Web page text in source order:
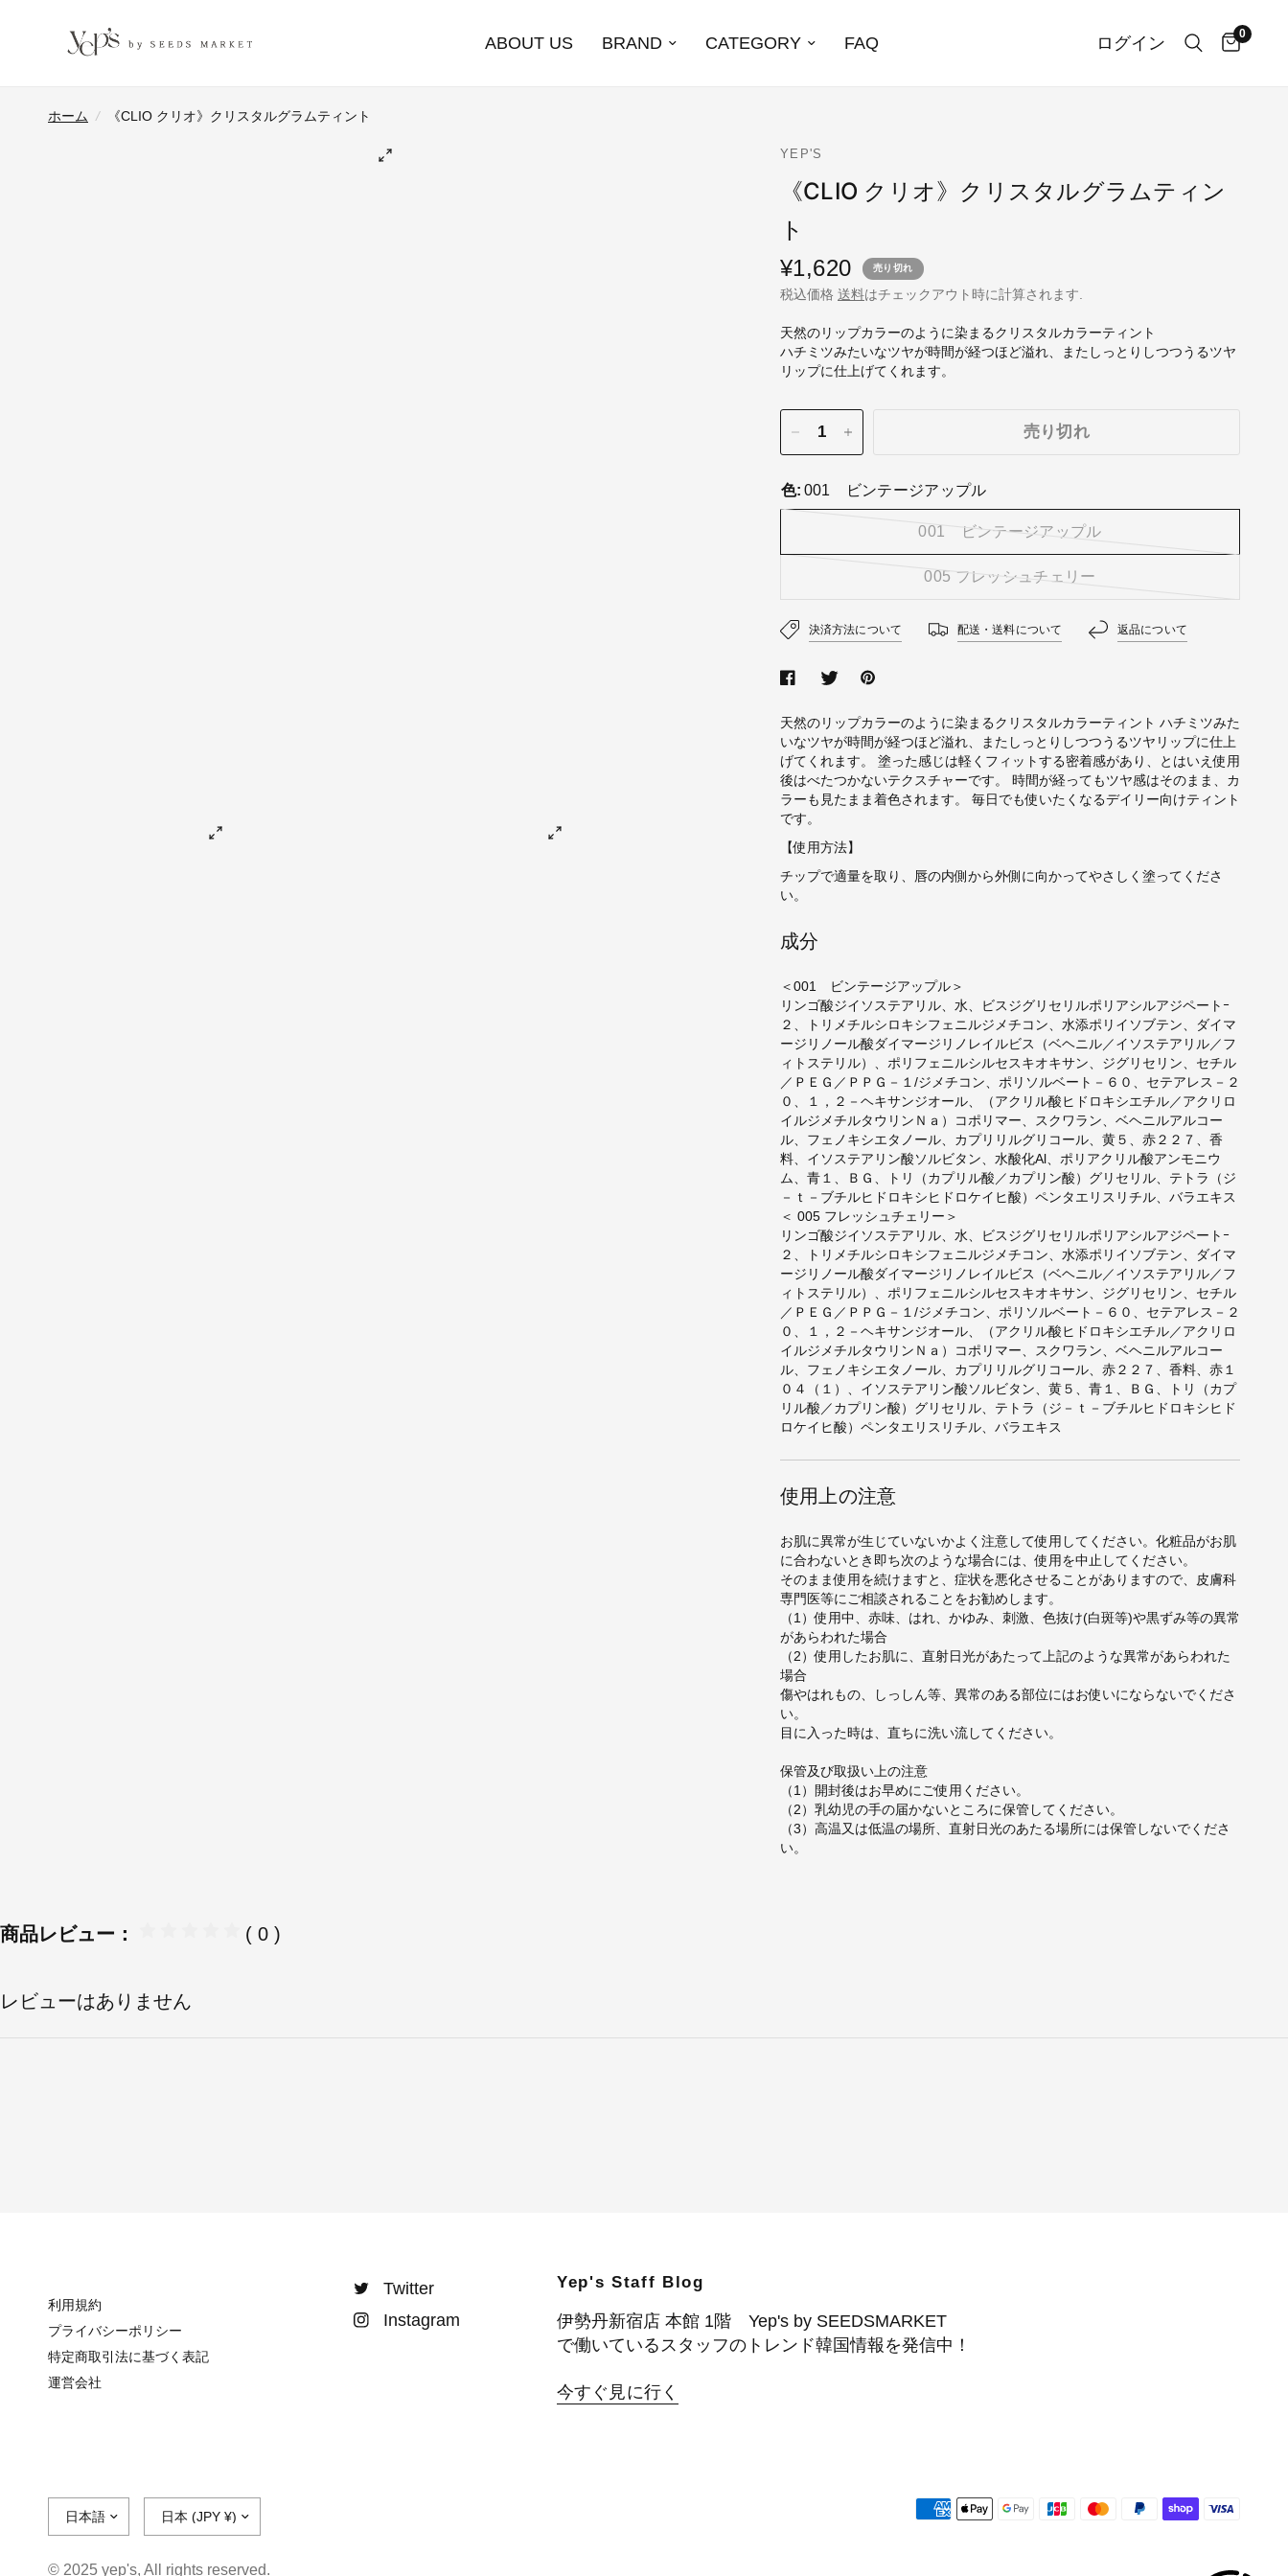
ABOUT US BRAND CATEGORY FAQ ログイン 0
ホーム / 《CLIO クリオ》クリスタルグラムティント
YEP'S
《CLIO クリオ》クリスタルグラムティン
ト
¥1,620 売り切れ
税込価格 送料はチェックアウト時に計算されます.
天然のリップカラーのように染まるクリスタルカラーティント
ハチミツみたいなツヤが時間が経つほど溢れ、またしっとりしつつうるツヤ
リップに仕上げてくれます。
売り切れ
色: 001 ビンテージアップル
001 ビンテージアップル
005 フレッシュチェリー
決済方法について 配送・送料について 返品について
天然のリップカラーのように染まるクリスタルカラーティント ハチミツみた
いなツヤが時間が経つほど溢れ、またしっとりしつつうるツヤリップに仕上
げてくれます。 塗った感じは軽くフィットする密着感があり、とはいえ使用
後はべたつかないテクスチャーです。 時間が経ってもツヤ感はそのまま、カ
ラーも見たまま着色されます。 毎日でも使いたくなるデイリー向けティント
です。
【使用方法】
チップで適量を取り、唇の内側から外側に向かってやさしく塗ってくださ
い。
成分
＜001 ビンテージアップル＞
リンゴ酸ジイソステアリル、水、ビスジグリセリルポリアシルアジペートｰ
２、トリメチルシロキシフェニルジメチコン、水添ポリイソブテン、ダイマ
ージリノール酸ダイマージリノレイルビス（ベヘニル／イソステアリル／フ
ィトステリル）、ポリフェニルシルセスキオキサン、ジグリセリン、セチル
／ＰＥＧ／ＰＰＧ－１/ジメチコン、ポリソルベート－６０、セテアレス－２
０、１，２－ヘキサンジオール、（アクリル酸ヒドロキシエチル／アクリロ
イルジメチルタウリンＮａ）コポリマー、スクワラン、ベヘニルアルコー
ル、フェノキシエタノール、カプリリルグリコール、黄５、赤２２７、香
料、イソステアリン酸ソルビタン、水酸化Al、ポリアクリル酸アンモニウ
ム、青１、ＢＧ、トリ（カプリル酸／カプリン酸）グリセリル、テトラ（ジ
－ｔ－ブチルヒドロキシヒドロケイヒ酸）ペンタエリスリチル、バラエキス
＜ 005 フレッシュチェリー＞
リンゴ酸ジイソステアリル、水、ビスジグリセリルポリアシルアジペートｰ
２、トリメチルシロキシフェニルジメチコン、水添ポリイソブテン、ダイマ
ージリノール酸ダイマージリノレイルビス（ベヘニル／イソステアリル／フ
ィトステリル）、ポリフェニルシルセスキオキサン、ジグリセリン、セチル
／ＰＥＧ／ＰＰＧ－１/ジメチコン、ポリソルベート－６０、セテアレス－２
０、１，２－ヘキサンジオール、（アクリル酸ヒドロキシエチル／アクリロ
イルジメチルタウリンＮａ）コポリマー、スクワラン、ベヘニルアルコー
ル、フェノキシエタノール、カプリリルグリコール、赤２２７、香料、赤１
０４（１）、イソステアリン酸ソルビタン、黄５、青１、ＢＧ、トリ（カプ
リル酸／カプリン酸）グリセリル、テトラ（ジ－ｔ－ブチルヒドロキシヒド
ロケイヒ酸）ペンタエリスリチル、バラエキス
使用上の注意
お肌に異常が生じていないかよく注意して使用してください。化粧品がお肌
に合わないとき即ち次のような場合には、使用を中止してください。
そのまま使用を続けますと、症状を悪化させることがありますので、皮膚科
専門医等にご相談されることをお勧めします。
（1）使用中、赤味、はれ、かゆみ、刺激、色抜け(白斑等)や黒ずみ等の異常
があらわれた場合
（2）使用したお肌に、直射日光があたって上記のような異常があらわれた
場合
傷やはれもの、しっしん等、異常のある部位にはお使いにならないでくださ
い。
目に入った時は、直ちに洗い流してください。
保管及び取扱い上の注意
（1）開封後はお早めにご使用ください。
（2）乳幼児の手の届かないところに保管してください。
（3）高温又は低温の場所、直射日光のあたる場所には保管しないでくださ
い。
商品レビュー： ( 0 )
レビューはありません
利用規約
プライバシーポリシー
特定商取引法に基づく表記
運営会社
Twitter
Instagram
Yep's Staff Blog
伊勢丹新宿店 本館 1階 Yep's by SEEDSMARKET
で働いているスタッフのトレンド韓国情報を発信中！
今すぐ見に行く
© 2025 yep's, All rights reserved.